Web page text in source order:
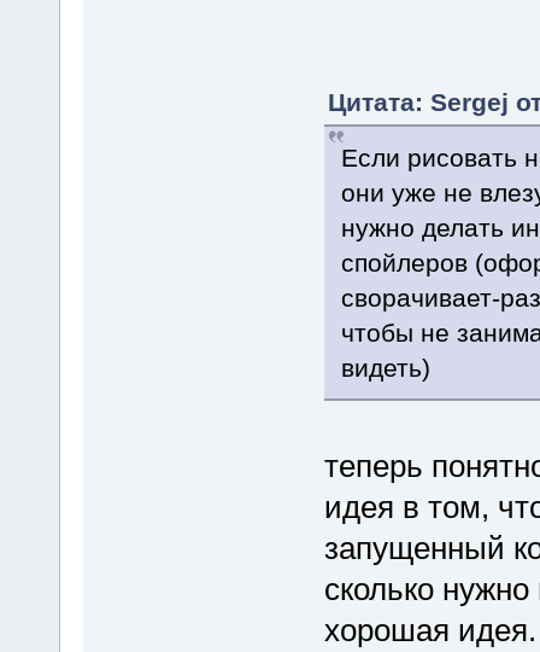
Цитата: Sergej
Если рисовать
они уже не
нужно делать
спойлеров
сворачивает-
чтобы не
видеть)
теперь
идея в том,
запущенный
сколько
хорошая идея.